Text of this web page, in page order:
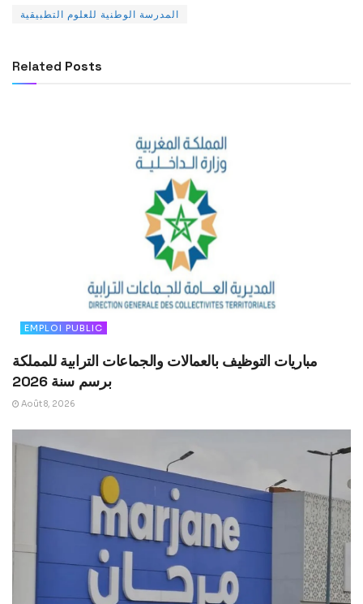
المدرسة الوطنية للعلوم التطبيقية
Related Posts
EMPLOI PUBLIC
مباريات التوظيف بالعمالات والجماعات الترابية للمملكة
برسم سنة 2026
Août 8, 2026